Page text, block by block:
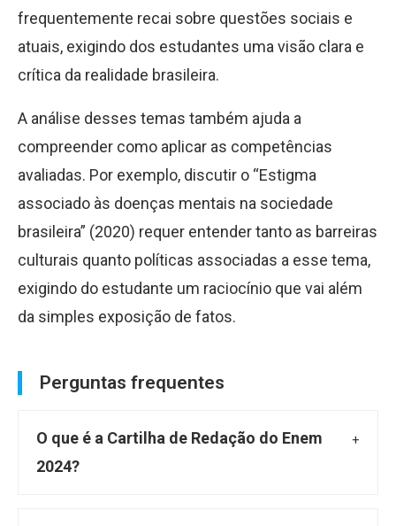
frequentemente recai sobre questões sociais e
atuais, exigindo dos estudantes uma visão clara e
crítica da realidade brasileira.
A análise desses temas também ajuda a
compreender como aplicar as competências
avaliadas. Por exemplo, discutir o “Estigma
associado às doenças mentais na sociedade
brasileira” (2020) requer entender tanto as barreiras
culturais quanto políticas associadas a esse tema,
exigindo do estudante um raciocínio que vai além
da simples exposição de fatos.
Perguntas frequentes
O que é a Cartilha de Redação do Enem
2024?